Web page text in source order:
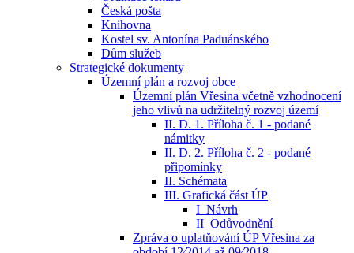
Česká pošta
Knihovna
Kostel sv. Antonína Paduánského
Dům služeb
Strategické dokumenty
Územní plán a rozvoj obce
Územní plán Vřesina včetně vzhodnocení
jeho vlivů na udržitelný rozvoj území
II. D. 1. Příloha č. 1 - podané
námitky
II. D. 2. Příloha č. 2 - podané
připomínky
II. Schémata
III. Grafická část ÚP
I_Návrh
II_Odůvodnění
Zpráva o uplatňování ÚP Vřesina za